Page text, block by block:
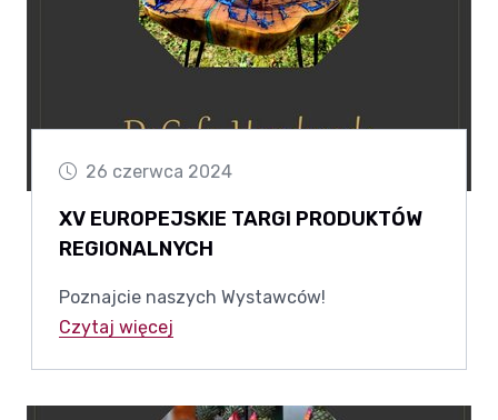
26 czerwca 2024
XV EUROPEJSKIE TARGI PRODUKTÓW
REGIONALNYCH
Poznajcie naszych Wystawców!
Czytaj więcej